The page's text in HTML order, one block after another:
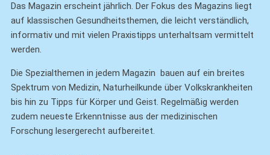
Das Magazin erscheint jährlich. Der Fokus des Magazins liegt
auf klassischen Gesundheitsthemen, die leicht verständlich,
informativ und mit vielen Praxistipps unterhaltsam vermittelt
werden.
Die Spezialthemen in jedem Magazin bauen auf ein breites
Spektrum von Medizin, Naturheilkunde über Volkskrankheiten
bis hin zu Tipps für Körper und Geist. Regelmäßig werden
zudem neueste Erkenntnisse aus der medizinischen
Forschung lesergerecht aufbereitet.